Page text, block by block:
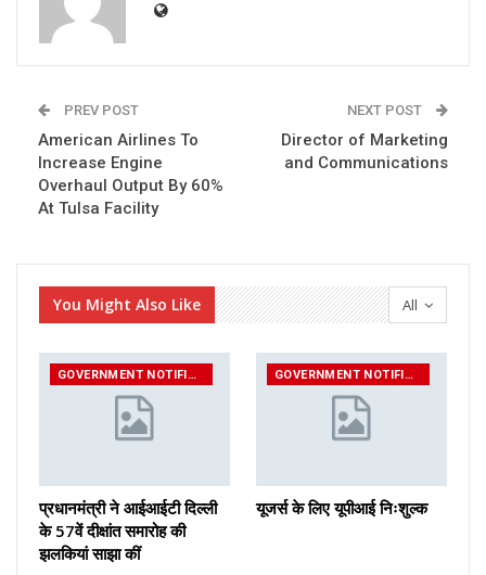
PREV POST
American Airlines To
Increase Engine
Overhaul Output By 60%
At Tulsa Facility
NEXT POST
Director of Marketing
and Communications
All
You Might Also Like
GOVERNMENT NOTIFICATIONS
प्रधानमंत्री ने आईआईटी दिल्ली
के 57वें दीक्षांत समारोह की
झलकियां साझा कीं
GOVERNMENT NOTIFICATIONS
यूजर्स के लिए यूपीआई निःशुल्क